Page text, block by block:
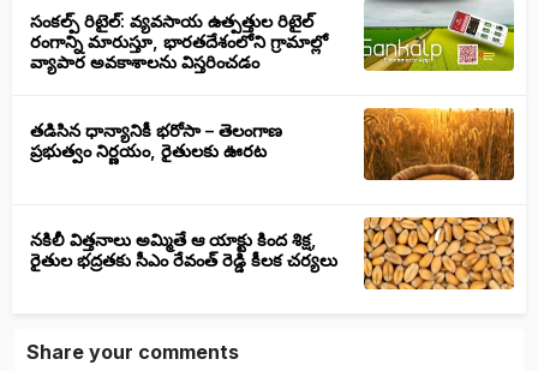
సంకల్ప్ రిటైల్: వ్యవసాయ ఉత్పత్తుల రిటైల్
రంగాన్ని మారుస్తూ, భారతదేశంలోని గ్రామాల్లో
వ్యాపార అవకాశాలను విస్తరించడం
తడిసిన ధాన్యానికీ భరోసా – తెలంగాణ
ప్రభుత్వం నిర్ణయం, రైతులకు ఊరట
నకిలీ విత్తనాలు అమ్మితే ఆ యాక్టు కింద శిక్ష,
రైతుల భద్రతకు సీఎం రేవంత్ రెడ్డి కీలక చర్యలు
Share your comments